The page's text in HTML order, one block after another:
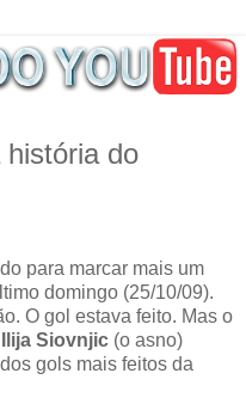
do
para marcar mais um
domingo (25/10/09).
O gol estava feito. Mas o
Ilija Siovnjic (o asno)
gols mais feitos da